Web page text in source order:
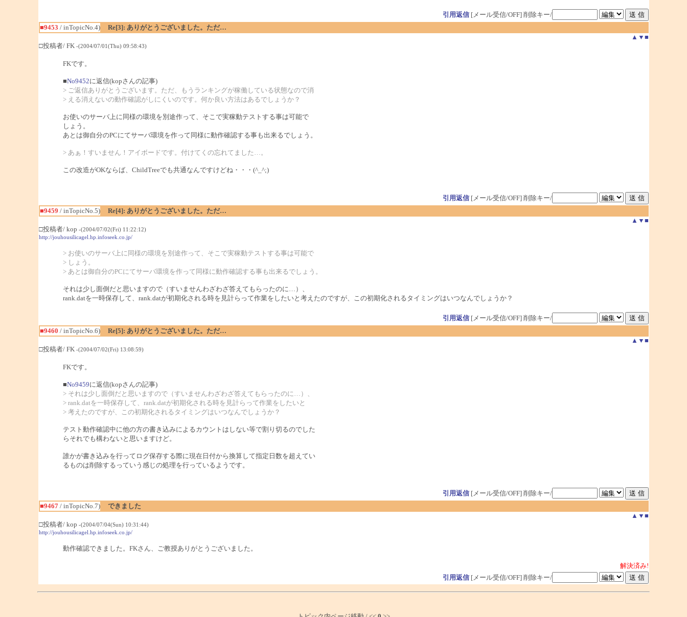
引用返信[メール受信/OFF] 削除キー/
■9453 / inTopicNo.4)
Re[3]: ありがとうございました。ただ…
▲ ▼ ■
□投稿者/ FK -(2004/07/01(Thu) 09:58:43)
FKです。
■No9452に返信(kopさんの記事)
> ご返信ありがとうございます。ただ、もうランキングが稼働している状態なので消
> える消えないの動作確認がしにくいのです。何か良い方法はあるでしょうか？
お使いのサーバ上に同様の環境を別途作って、そこで実稼動テストする事は可能で
しょう。
あとは御自分のPCにてサーバ環境を作って同様に動作確認する事も出来るでしょう。
> あぁ！すいません！アイボードです。付けてくの忘れてました…。
この改造がOKならば、ChildTreeでも共通なんですけどね・・・(^_^;)
引用返信[メール受信/OFF] 削除キー/
■9459 / inTopicNo.5)
Re[4]: ありがとうございました。ただ…
▲ ▼ ■
□投稿者/ kop -(2004/07/02(Fri) 11:22:12)
http://jouhousilicagel.hp.infoseek.co.jp/
> お使いのサーバ上に同様の環境を別途作って、そこで実稼動テストする事は可能で
> しょう。
> あとは御自分のPCにてサーバ環境を作って同様に動作確認する事も出来るでしょう。
それは少し面倒だと思いますので（すいませんわざわざ答えてもらったのに…）、
rank.datを一時保存して、rank.datが初期化される時を見計らって作業をしたいと考えたのですが、この初期化されるタイミングはいつなんでしょうか？
引用返信[メール受信/OFF] 削除キー/
■9460 / inTopicNo.6)
Re[5]: ありがとうございました。ただ…
▲ ▼ ■
□投稿者/ FK -(2004/07/02(Fri) 13:08:59)
FKです。
■No9459に返信(kopさんの記事)
> それは少し面倒だと思いますので（すいませんわざわざ答えてもらったのに…）、
> rank.datを一時保存して、rank.datが初期化される時を見計らって作業をしたいと
> 考えたのですが、この初期化されるタイミングはいつなんでしょうか？
テスト動作確認中に他の方の書き込みによるカウントはしない等で割り切るのでした
らそれでも構わないと思いますけど。
誰かが書き込みを行ってログ保存する際に現在日付から換算して指定日数を超えてい
るものは削除するっていう感じの処理を行っているようです。
引用返信[メール受信/OFF] 削除キー/
■9467/ inTopicNo.7)
できました
▲ ▼ ■
□投稿者/ kop -(2004/07/04(Sun) 10:31:44)
http://jouhousilicagel.hp.infoseek.co.jp/
動作確認できました。FKさん、ご教授ありがとうございました。
解決済み!
引用返信[メール受信/OFF] 削除キー/